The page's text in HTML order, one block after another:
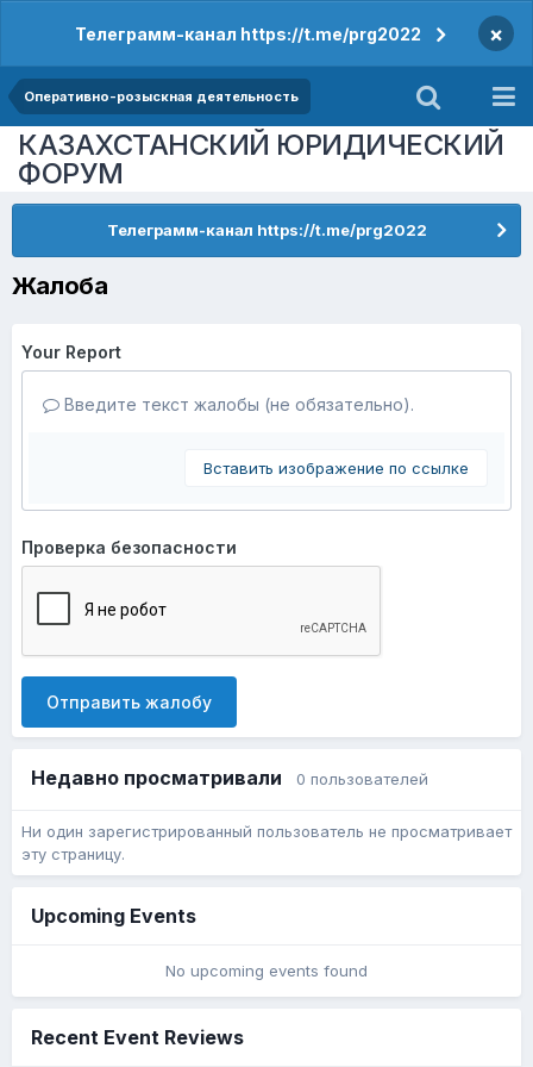
Телеграмм-канал https://t.me/prg2022 ×
Оперативно-розыскная деятельность
КАЗАХСТАНСКИЙ ЮРИДИЧЕСКИЙ
ФОРУМ
Телеграмм-канал https://t.me/prg2022
Жалоба
Your Report
Введите текст жалобы (не обязательно).
Вставить изображение по ссылке
Проверка безопасности
Отправить жалобу
Недавно просматривали 0 пользователей
Ни один зарегистрированный пользователь не просматривает
эту страницу.
Upcoming Events
No upcoming events found
Recent Event Reviews